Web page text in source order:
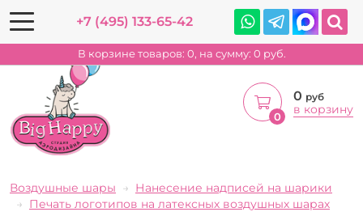
+7 (495) 133-65-42
В корзине товаров: 0, на сумму: 0 руб.
0
0 руб
в корзину
Воздушные шары
Нанесение надписей на шарики
Печать логотипов на латексных воздушных шарах